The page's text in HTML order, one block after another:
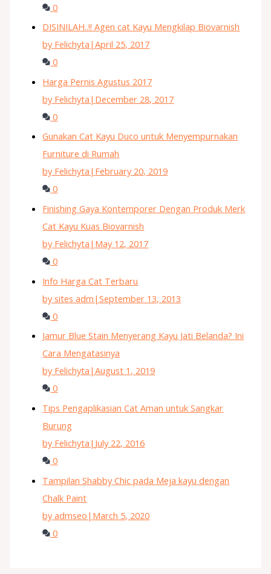
0
DISINILAH..!! Agen cat Kayu Mengkilap Biovarnish
by Felichyta |April 25, 2017
0
Harga Pernis Agustus 2017
by Felichyta | December 28, 2017
0
Gunakan Cat Kayu Duco untuk Menyempurnakan
Furniture di Rumah
by Felichyta | February 20, 2019
0
Finishing Gaya Kontemporer Dengan Produk Merk
Cat Kayu Kuas Biovarnish
by Felichyta | May 12, 2017
0
Info Harga Cat Terbaru
by sites adm |September 13, 2013
0
Jamur Blue Stain Menyerang Kayu Jati Belanda? Ini
Cara Mengatasinya
by Felichyta |August 1, 2019
0
Tips Pengaplikasian Cat Aman untuk Sangkar
Burung
by Felichyta | July 22, 2016
0
Tampilan Shabby Chic pada Meja kayu dengan
Chalk Paint
by admseo | March 5, 2020
0